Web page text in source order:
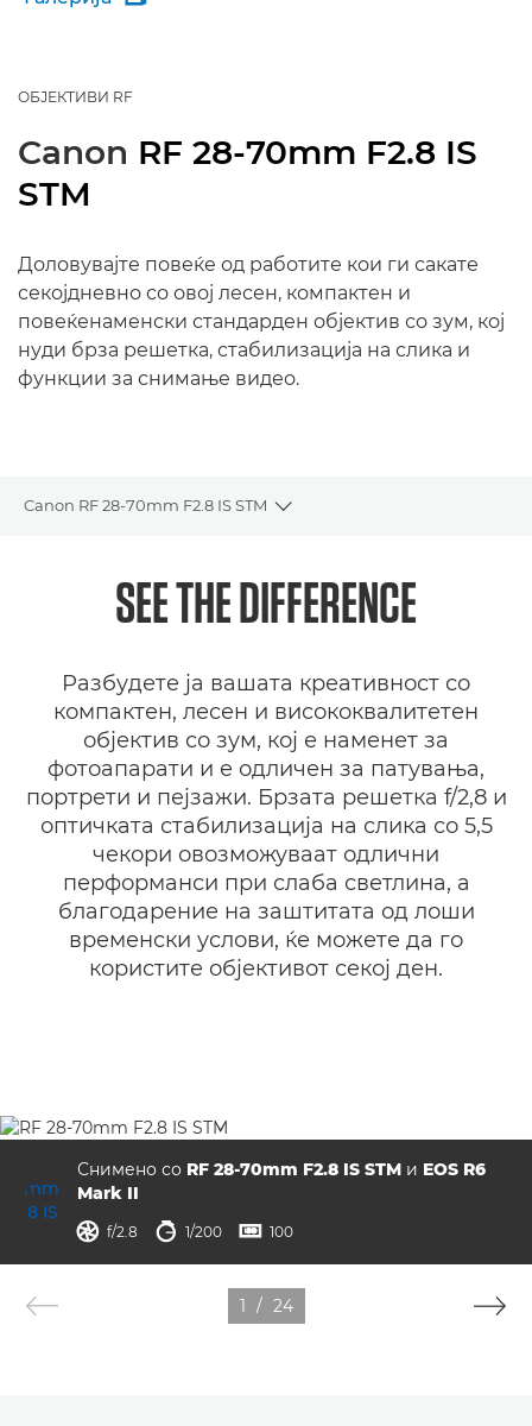
ОБЈЕКТИВИ RF
Canon RF 28-70mm F2.8 IS
STM
Доловувајте повеќе од работите кои ги сакате
секојдневно со овој лесен, компактен и
повеќенаменски стандарден објектив со зум, кој
нуди брза решетка, стабилизација на слика и
функции за снимање видео.
Canon RF 28-70mm F2.8 IS STM
Toggle breadcrumbs
Спецификации
Галерија
Поддршка
SEE THE DIFFERENCE
Разбудете ја вашата креативност со
компактен, лесен и висококвалитетен
објектив со зум, кој е наменет за
фотоапарати и е одличен за патувања,
портрети и пејзажи. Брзата решетка f/2,8 и
оптичката стабилизација на слика со 5,5
чекори овозможуваат одлични
перформанси при слаба светлина, а
благодарение на заштитата од лоши
временски услови, ќе можете да го
користите објективот секој ден.
Снимено со RF 28-70mm F2.8 IS STM и EOS R6
Mark II
решетка
 f/2.8 брзина на бленда
 1/200 ISO
 100
1 / 24